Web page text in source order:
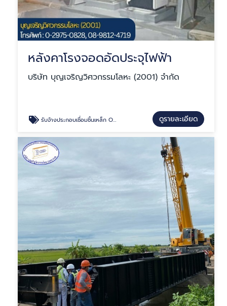
หลังคาโรงจอดอัดประจุไฟฟ้า
บริษัท บุญเจริญวิศวกรรมโลหะ (2001) จำกัด
รับจ้างประกอบเชื่อมชิ้นเหล็ก OEM ดูรายละเอียด